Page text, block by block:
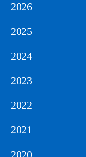
2026
2025
2024
2023
2022
2021
2020